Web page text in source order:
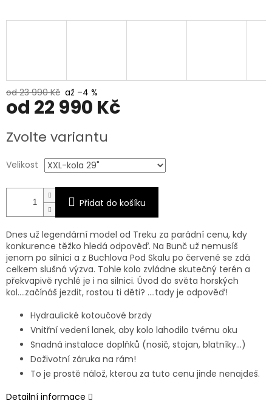
od 23 990 Kč až –4 %
od 22 990 Kč
cena:
Zvolte variantu
Velikost
Přidat do košíku
Dnes už legendární model od Treku za parádní cenu, kdy
konkurence těžko hledá odpověď. Na Bunč už nemusíš
jenom po silnici a z Buchlova Pod Skalu po červené se zdá
celkem slušná výzva. Tohle kolo zvládne skutečný terén a
překvapivě rychlé je i na silnici. Úvod do světa horských
kol….začínáš jezdit, rostou ti děti? ….tady je odpověď!
Hydraulické kotoučové brzdy
Vnitřní vedení lanek, aby kolo lahodilo tvému oku
Snadná instalace doplňků (nosič, stojan, blatníky…)
Doživotní záruka na rám!
To je prostě nálož, kterou za tuto cenu jinde nenajdeš.
Detailní informace